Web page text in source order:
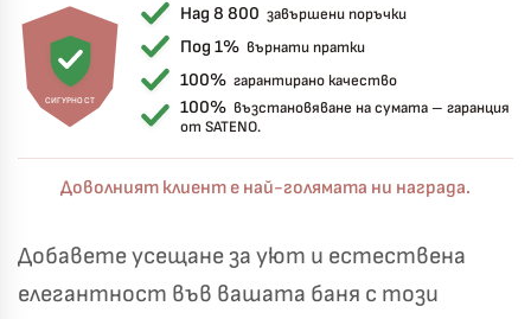
СИГУРНОСТ
Над 8 800 завършени поръчки
Под 1% върнати пратки
100% гарантирано качество
100% възстановяване на сумата – гаранция
от SATENO.
Доволният клиент е най-голямата ни награда.
Добавете усещане за уют и естествена
елегантност във вашата баня с този